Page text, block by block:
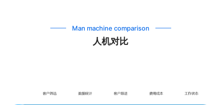
人机对比
Man machine comparison